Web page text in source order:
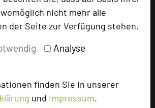
nicht mehr alle
der Seite zur Verfügung stehen.
Analyse
finden Sie in unserer
und Impressum.